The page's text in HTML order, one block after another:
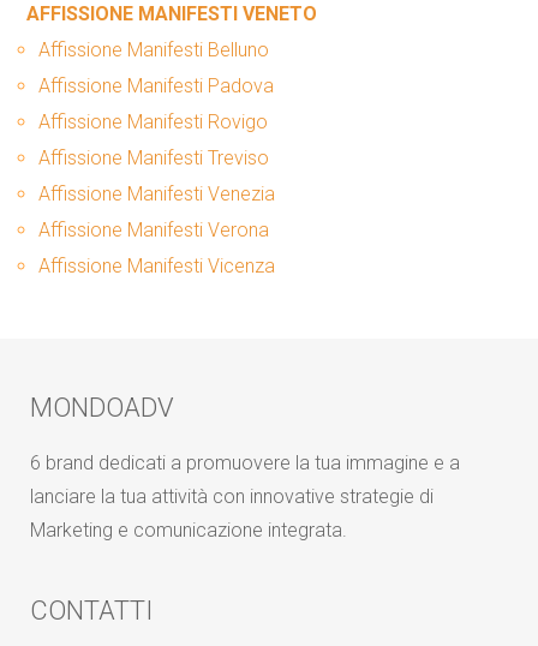
AFFISSIONE MANIFESTI VENETO
Affissione Manifesti Belluno
Affissione Manifesti Padova
Affissione Manifesti Rovigo
Affissione Manifesti Treviso
Affissione Manifesti Venezia
Affissione Manifesti Verona
Affissione Manifesti Vicenza
MONDOADV
6 brand dedicati a promuovere la tua immagine e a
lanciare la tua attività con innovative strategie di
Marketing e comunicazione integrata.
CONTATTI